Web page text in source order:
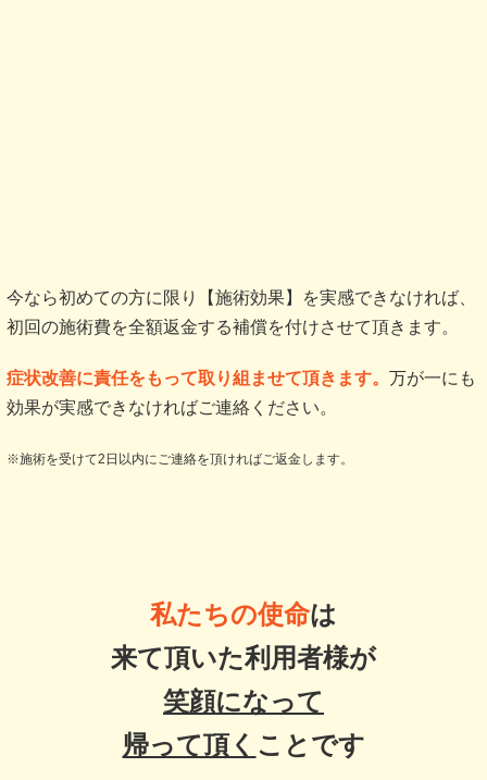
今なら初めての方に限り【施術効果】を実感できなければ、
初回の施術費を全額返金する補償を付けさせて頂きます。
症状改善に責任をもって取り組ませて頂きます。 万が一にも
効果が実感できなければご連絡ください。
※施術を受けて2日以内にご連絡を頂ければご返金します。
私たちの使命は
来て頂いた利用者様が
笑顔になって
帰って頂く ことです